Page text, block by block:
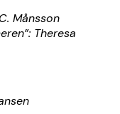
Månsson
Theresa